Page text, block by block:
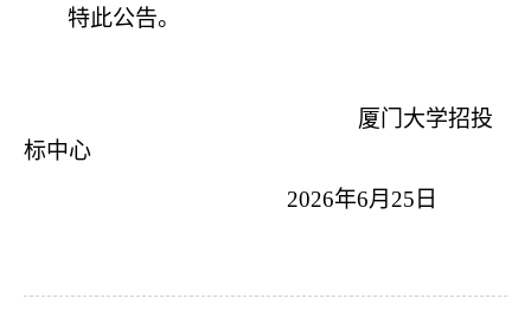
特此公告。
厦门大学招投
标中心
2026年6月 25 日